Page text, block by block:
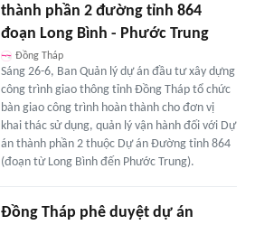
thành phần 2 đường tỉnh 864
đoạn Long Bình - Phước Trung
Đồng Tháp
Sáng 26-6, Ban Quản lý dự án đầu tư xây dựng
công trình giao thông tỉnh Đồng Tháp tổ chức
bàn giao công trình hoàn thành cho đơn vị
khai thác sử dụng, quản lý vận hành đối với Dự
án thành phần 2 thuộc Dự án Đường tỉnh 864
(đoạn từ Long Bình đến Phước Trung).
Đồng Tháp phê duyệt dự án